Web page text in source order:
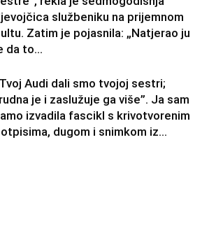
službeniku na prijemnom
Zatim je pojasnila: „Natjerao ju
da to...
Audi dali smo tvojoj sestri;
je i zaslužuje ga više”. Ja sam
izvadila fascikl s krivotvorenim
dugom i snimkom iz...